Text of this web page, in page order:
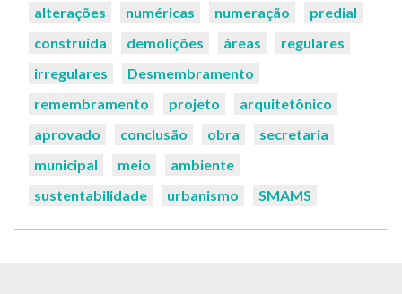
alterações
numéricas numeração
predial
construída
demolições áreas
regulares
irregulares
Desmembramento
remembramento
projeto
arquitetônico
aprovado
conclusão obra
secretaria
municipal
meio
ambiente
sustentabilidade
urbanismo SMAMS